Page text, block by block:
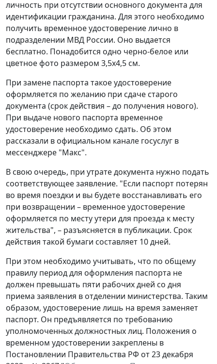
личность при отсутствии основного документа для
идентификации гражданина. Для этого необходимо
получить временное удостоверение лично в
подразделении МВД России. Оно выдается
бесплатно. Понадобится одно черно-белое или
цветное фото размером 3,5x4,5 см.
При замене паспорта такое удостоверение
оформляется по желанию при сдаче старого
документа (срок действия – до получения нового).
При выдаче нового паспорта временное
удостоверение необходимо сдать. Об этом
рассказали в официальном канале госуслуг в
мессенджере "Макс".
В свою очередь, при утрате документа нужно подать
соответствующее заявление. "Если паспорт потерян
во время поездки и вы будете восстанавливать его
при возвращении – временное удостоверение
оформляется по месту утери для проезда к месту
жительства", – разъясняется в публикации. Срок
действия такой бумаги составляет 10 дней.
При этом необходимо учитывать, что по общему
правилу период для оформления паспорта не
должен превышать пяти рабочих дней со дня
приема заявления в отделении министерства. Таким
образом, удостоверение лишь на время заменяет
паспорт. Он предъявляется по требованию
уполномоченных должностных лиц. Положения о
временном удостоверении закреплены в
Постановлении Правительства РФ от 23 декабря